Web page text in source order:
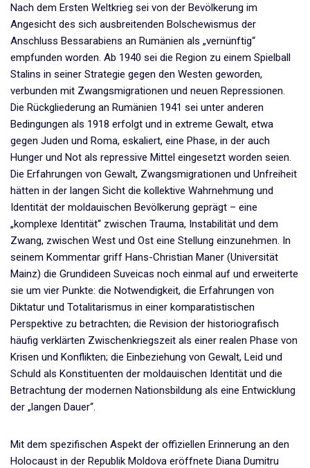
Nach dem Ersten Weltkrieg sei von der Bevölkerung im
Angesicht des sich ausbreitenden Bolschewismus der
Anschluss Bessarabiens an Rumänien als „vernünftig“
empfunden worden. Ab 1940 sei die Region zu einem Spielball
Stalins in seiner Strategie gegen den Westen geworden,
verbunden mit Zwangsmigrationen und neuen Repressionen.
Die Rückgliederung an Rumänien 1941 sei unter anderen
Bedingungen als 1918 erfolgt und in extreme Gewalt, etwa
gegen Juden und Roma, eskaliert, eine Phase, in der auch
Hunger und Not als repressive Mittel eingesetzt worden seien.
Die Erfahrungen von Gewalt, Zwangsmigrationen und Unfreiheit
hätten in der langen Sicht die kollektive Wahrnehmung und
Identität der moldauischen Bevölkerung geprägt – eine
„komplexe Identität“ zwischen Trauma, Instabilität und dem
Zwang, zwischen West und Ost eine Stellung einzunehmen. In
seinem Kommentar griff Hans-Christian Maner (Universität
Mainz) die Grundideen Suveicas noch einmal auf und erweiterte
sie um vier Punkte: die Notwendigkeit, die Erfahrungen von
Diktatur und Totalitarismus in einer komparatistischen
Perspektive zu betrachten; die Revision der historiografisch
häufig verklärten Zwischenkriegszeit als einer realen Phase von
Krisen und Konflikten; die Einbeziehung von Gewalt, Leid und
Schuld als Konstituenten der moldauischen Identität und die
Betrachtung der modernen Nationsbildung als eine Entwicklung
der „langen Dauer“.
Mit dem spezifischen Aspekt der offiziellen Erinnerung an den
Holocaust in der Republik Moldova eröffnete Diana Dumitru